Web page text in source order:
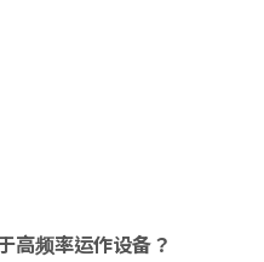
高频率运作设备？